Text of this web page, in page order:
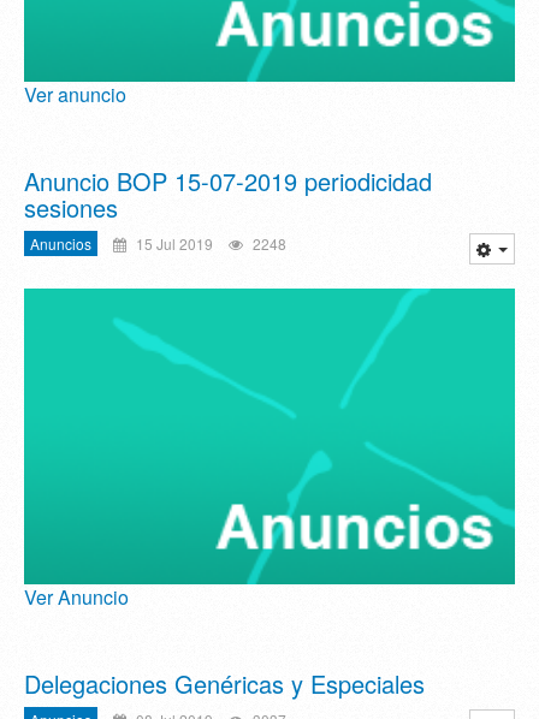
Ver anuncio
Anuncio BOP 15-07-2019 periodicidad
sesiones
Anuncios 15 Jul 2019 2248
Ver Anuncio
Delegaciones Genéricas y Especiales